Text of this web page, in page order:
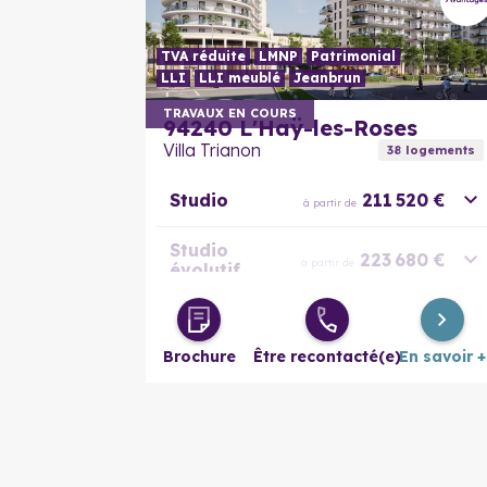
TRAVAUX EN COURS
TVA réduite LMNP
Patrimonial
LLI
LLI meublé Jeanbrun
94240 L'Haÿ-les-Roses
Villa Trianon 38logements
Studio à partir de 211 520 €
Studio
évolutif
à partir de 223 680 €
2 pièces à partir de 253 000 €
Brochure Être recontacté(e)En savoir +